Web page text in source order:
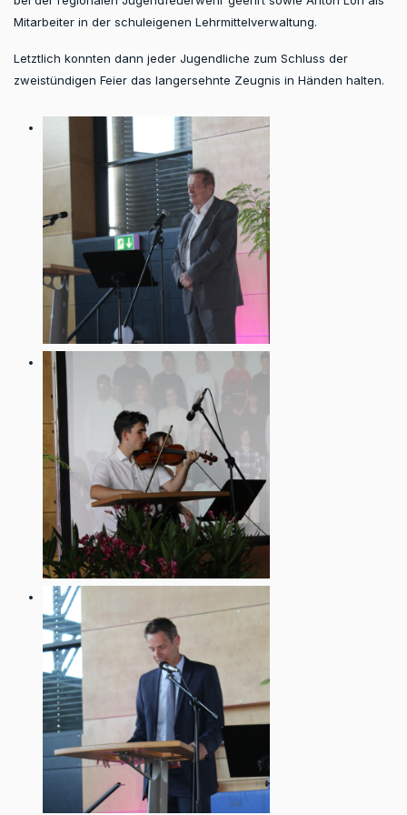
Mitarbeiter in der schuleigenen Lehrmittelverwaltung.
Letztlich konnten dann jeder Jugendliche zum Schluss der
zweistündigen Feier das langersehnte Zeugnis in Händen halten.